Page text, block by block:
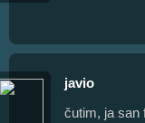
javio
čutim, ja san